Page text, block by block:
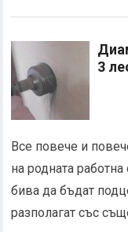
3
Все повече и
на родната
бива да бъдат
разполагат със